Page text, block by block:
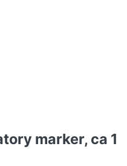
marker, ca 1